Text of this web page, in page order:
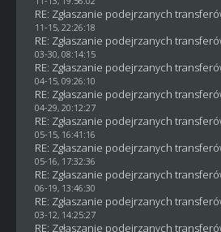
RE: Zgłaszanie podejrzanych
11-15, 22:26:18
RE: Zgłaszanie podejrzanych
03-30, 08:14:15
RE: Zgłaszanie podejrzanych
04-15, 09:26:10
RE: Zgłaszanie podejrzanych
04-29, 20:12:27
RE: Zgłaszanie podejrzanych
05-15, 16:41:16
RE: Zgłaszanie podejrzanych
05-16, 17:32:36
RE: Zgłaszanie podejrzanych
06-19, 13:46:30
RE: Zgłaszanie podejrzanych
03-12, 14:25:27
RE: Zgłaszanie podejrzanych